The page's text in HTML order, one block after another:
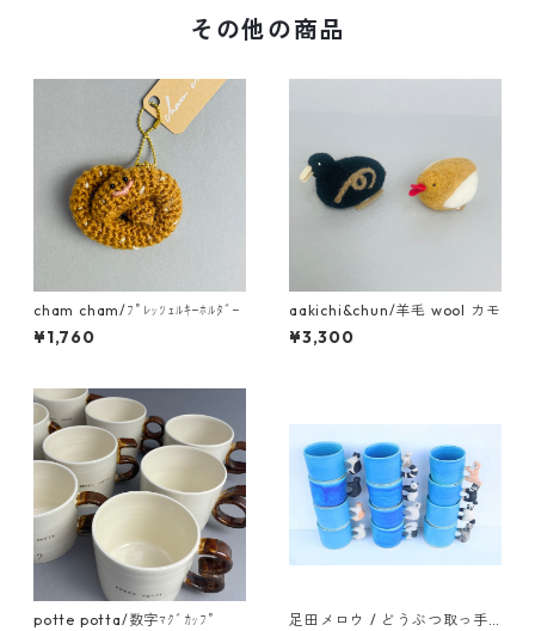
その他の商品
cham cham/ﾌﾟﾚｯﾂｪﾙｷｰﾎﾙﾀﾞｰ
¥1,760
aakichi&chun/羊毛 wool カモ
¥3,300
potte potta/数字ﾏｸﾞｶｯﾌﾟ
足田メロウ / どうぶつ取っ手